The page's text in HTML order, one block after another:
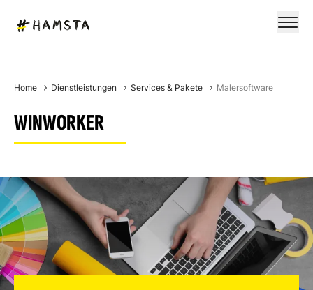
Home Dienstleistungen Services & Pakete Malersoftware
WINWORKER